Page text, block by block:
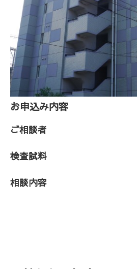
お申込み内容
ご相談者
検査試料
相談内容